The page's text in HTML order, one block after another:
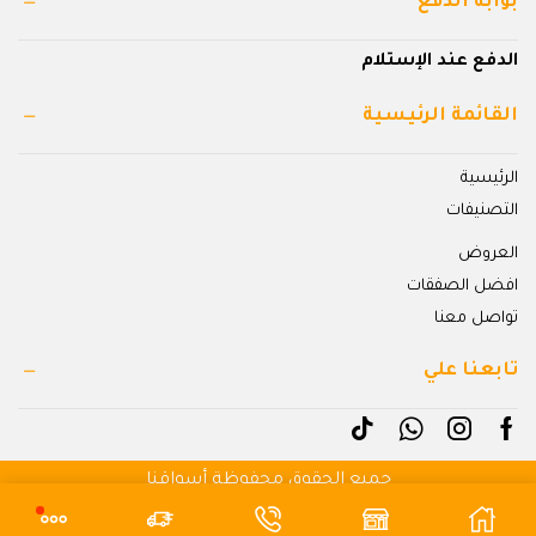
الدفع عند الإستلام
القائمة الرئيسية
الرئيسية
التصنيفات
العروض
افضل الصفقات
تواصل معنا
تابعنا علي
جميع الحقوق محفوظة أسواقنا